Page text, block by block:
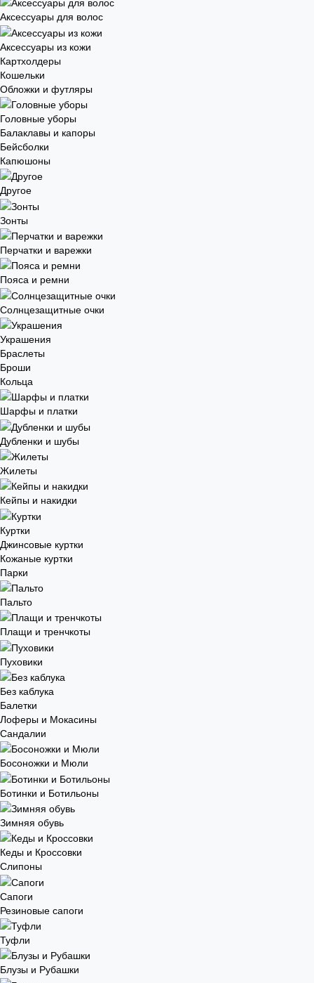
Аксессуары для волос
Аксессуары из кожи
Картхолдеры
Кошельки
Обложки и футляры
Головные уборы
Балаклавы и капоры
Бейсболки
Капюшоны
Другое
Зонты
Перчатки и варежки
Пояса и ремни
Солнцезащитные очки
Украшения
Браслеты
Броши
Кольца
Шарфы и платки
Дубленки и шубы
Жилеты
Кейпы и накидки
Куртки
Джинсовые куртки
Кожаные куртки
Парки
Пальто
Плащи и тренчкоты
Пуховики
Без каблука
Балетки
Лоферы и Мокасины
Сандалии
Босоножки и Мюли
Ботинки и Ботильоны
Зимняя обувь
Кеды и Кроссовки
Слипоны
Сапоги
Резиновые сапоги
Туфли
Блузы и Рубашки